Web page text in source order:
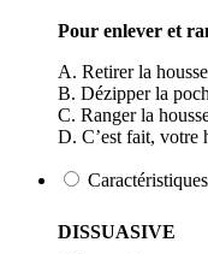
Pour enlever et
A. Retirer la
B. Dézipper la
C. Ranger la
D. C’est fait, votre
DISSUASIVE